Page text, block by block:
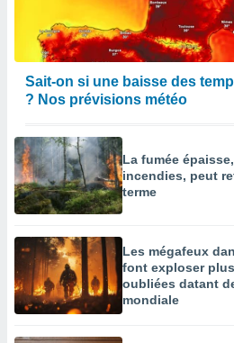
Sait-on si une baisse des
? Nos prévisions météo
La fumée
incendies, peut
terme
Les mégafeux
font exploser
oubliées datant
mondiale